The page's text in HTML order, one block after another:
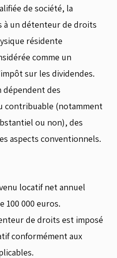
de société, la
à un détenteur de droits
résidente
comme un
sur les dividendes.
dépendent des
contribuable (notamment
ou non), des
aspects conventionnels.
locatif net annuel
100 000 euros.
de droits est imposé
conformément aux